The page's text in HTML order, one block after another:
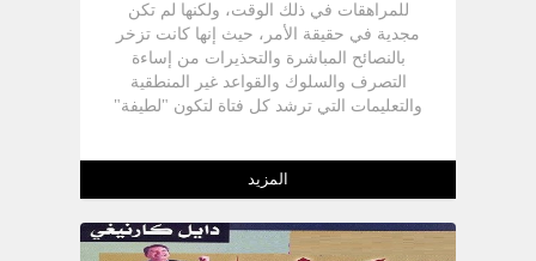
للمراهقات في ذلك الوقت، ولكنها لم تكن
مجدية في حقيقة الأمر، حيث إنها كانت تزخر
بالنصائح المباشرة والتحذيرات من إساءة
التصرف والسلوك والقواعد غير المنطقية
والتعليمات التي ترشد كل فتاة لتكون "لطيفة"
محبوبة وأن أصبح أكثر ثقة وأكثر شعبية. كنت
أريد أن أحظى بإعجاب الجنس الآخر كما أننى
كنت أسعى لاكتساب صداقات الفتيات من
نفس سني، كنت أريد أن أصبح نجمة متألقة
المزيد